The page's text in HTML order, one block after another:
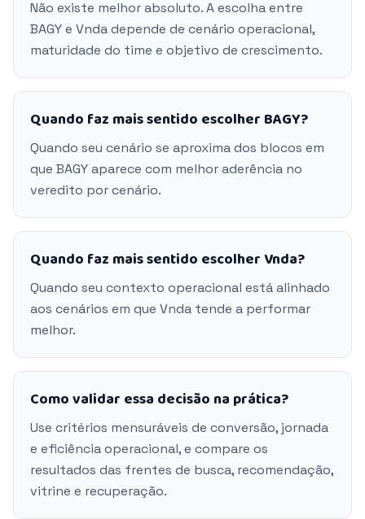
Não existe melhor absoluto. A escolha entre
BAGY e Vnda depende de cenário operacional,
maturidade do time e objetivo de crescimento.
Quando faz mais sentido escolher BAGY?
Quando seu cenário se aproxima dos blocos em
que BAGY aparece com melhor aderência no
veredito por cenário.
Quando faz mais sentido escolher Vnda?
Quando seu contexto operacional está alinhado
aos cenários em que Vnda tende a performar
melhor.
Como validar essa decisão na prática?
Use critérios mensuráveis de conversão, jornada
e eficiência operacional, e compare os
resultados das frentes de busca, recomendação,
vitrine e recuperação.